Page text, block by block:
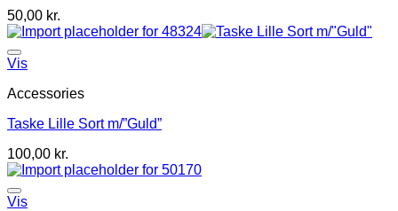
50,00 kr.
Vis
Accessories
Taske Lille Sort m/”Guld”
100,00 kr.
Vis